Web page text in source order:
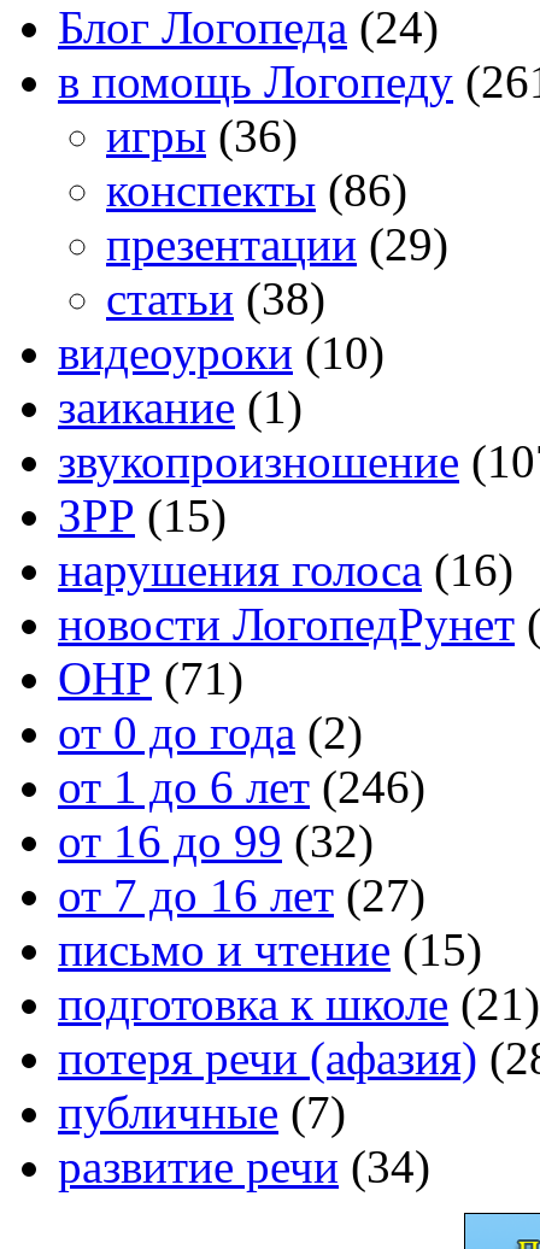
Блог Логопеда (24)
в помощь Логопеду
игры (36)
конспекты (86)
презентации (29)
статьи (38)
видеоуроки (10)
заикание (1)
звукопроизношение
ЗРР (15)
нарушения голоса (16)
новости ЛогопедРунет
ОНР (71)
от 0 до года (2)
от 1 до 6 лет (246)
от 16 до 99 (32)
от 7 до 16 лет (27)
письмо и чтение (15)
подготовка к школе (21)
потеря речи (афазия)
публичные (7)
развитие речи (34)